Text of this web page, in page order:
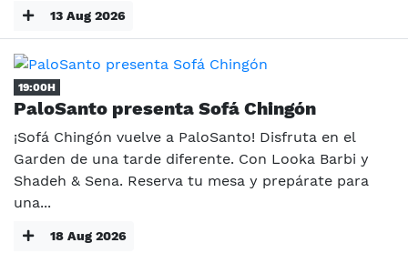
13 Aug 2026
19:00H
PaloSanto presenta Sofá Chingón
¡Sofá Chingón vuelve a PaloSanto! Disfruta en el
Garden de una tarde diferente. Con Looka Barbi y
Shadeh & Sena. Reserva tu mesa y prepárate para
una...
18 Aug 2026